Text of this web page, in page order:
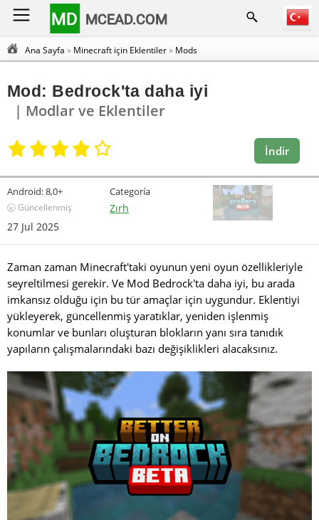
MD MCEAD.COM
Ana Sayfa » Minecraft için Eklentiler» Mods
Mod: Bedrock'ta daha iyi
| Modlar ve Eklentiler
İndir
Android:8,0+
🕣 Güncellenmiş
27 Jul 2025
Categoría
Zırh
Zaman zaman Minecraft'taki oyunun yeni oyun özellikleriyle
seyreltilmesi gerekir. Ve Mod Bedrock'ta daha iyi, bu arada
imkansız olduğu için bu tür amaçlar için uygundur. Eklentiyi
yükleyerek, güncellenmiş yaratıklar, yeniden işlenmiş
konumlar ve bunları oluşturan blokların yanı sıra tanıdık
yapıların çalışmalarındaki bazı değişiklikleri alacaksınız.